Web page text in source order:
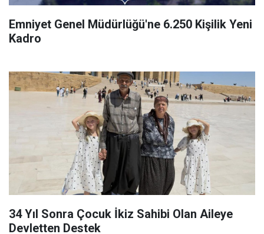
Emniyet Genel Müdürlüğü'ne 6.250 Kişilik Yeni
Kadro
34 Yıl Sonra Çocuk İkiz Sahibi Olan Aileye
Devletten Destek